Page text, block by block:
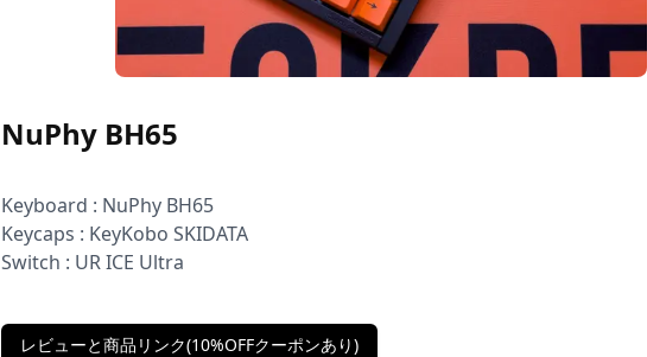
NuPhy BH65
Keyboard : NuPhy BH65
Keycaps : KeyKobo SKIDATA
Switch : UR ICE Ultra
レビューと商品リンク(10%OFFクーポンあり)